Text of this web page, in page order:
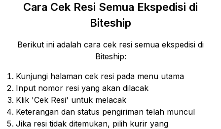
Cara Cek Resi Semua Ekspedisi di
Biteship
Berikut ini adalah cara cek resi semua ekspedisi di
Biteship:
Kunjungi halaman cek resi pada menu utama
Input nomor resi yang akan dilacak
Klik 'Cek Resi' untuk melacak
Keterangan dan status pengiriman telah muncul
Jika resi tidak ditemukan, pilih kurir yang